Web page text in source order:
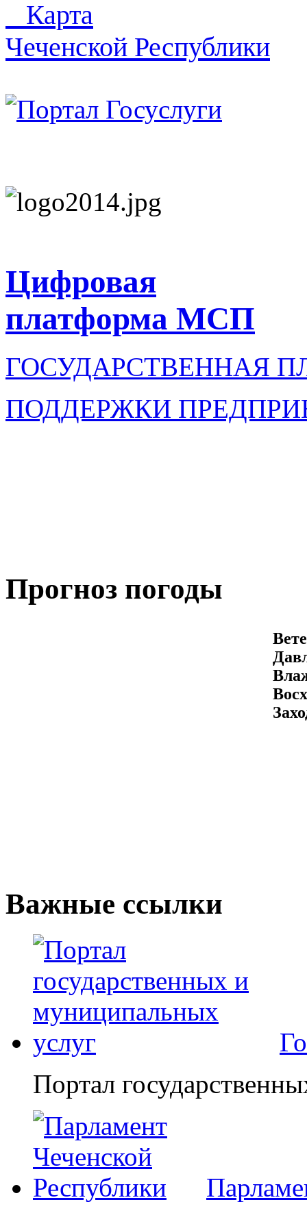
Карта
Чеченской Республики
Цифровая
платформа МСП
ГОСУДАРСТВЕННАЯ
ПОДДЕРЖКИ
Прогноз погоды
Важные ссылки
Портал